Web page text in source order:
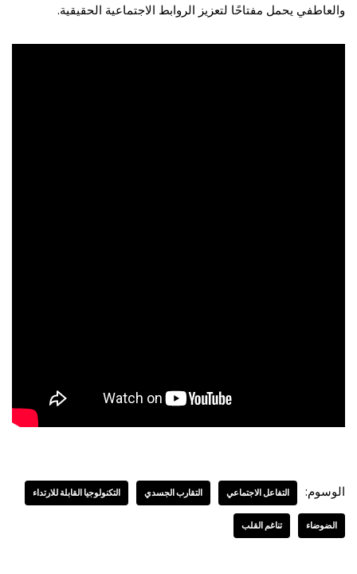
والعاطفي يحمل مفتاحًا لتعزيز الروابط الاجتماعية الحقيقية.
الوسوم: التفاعل الاجتماعي التقارب الجسدي التكنولوجيا القابلة للارتداء
الضوضاء تناغم القلب